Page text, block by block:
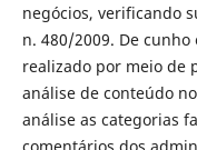
negócios, verificando
n. 480/2009. De
realizado por meio de
análise de conteúdo
análise as categorias